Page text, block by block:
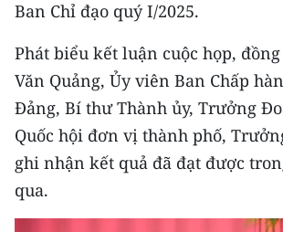
Ban Chỉ đạo quý I/2025.
Phát biểu kết luận cuộc họp,
Văn Quảng, Ủy viên Ban Chấp
Đảng, Bí thư Thành ủy, Trưởng
Quốc hội đơn vị thành phố,
ghi nhận kết quả đã đạt được
qua.